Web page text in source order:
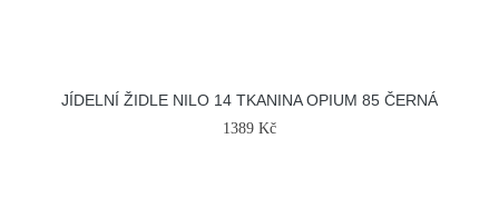
JÍDELNÍ ŽIDLE NILO 14 TKANINA OPIUM 85 ČERNÁ
1389 Kč